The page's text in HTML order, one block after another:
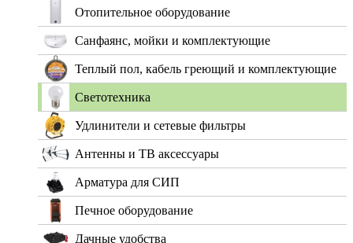
Отопительное оборудование
Санфаянс, мойки и комплектующие
Теплый пол, кабель греющий и комплектующие
Светотехника
Удлинители и сетевые фильтры
Антенны и ТВ аксессуары
Арматура для СИП
Печное оборудование
Дачные удобства